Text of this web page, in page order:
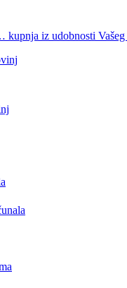
kupnja iz udobnosti Vašeg